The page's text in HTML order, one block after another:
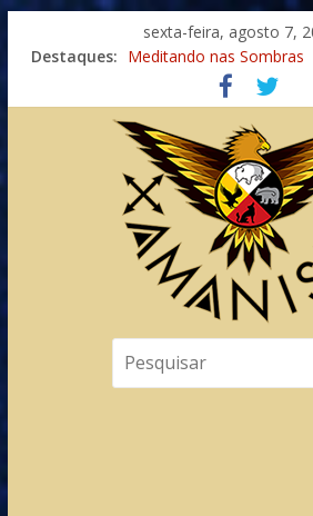
sexta-feira, agosto 7,
Destaques:
Imaginação na Cura
Meditando nas Sombras
Autosuficiência: A
Xamanismo Universal
Totens – Caminho